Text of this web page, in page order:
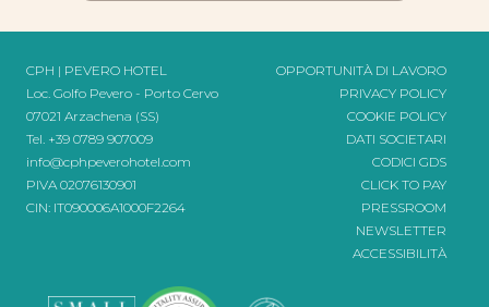
CPH | PEVERO HOTEL
Loc. Golfo Pevero - Porto Cervo
07021 Arzachena (SS)
Tel. +39 0789 907009
info@cphpeverohotel.com
PIVA 02076130901
CIN: IT090006A1000F2264
OPPORTUNITÀ DI LAVORO
PRIVACY POLICY
COOKIE POLICY
DATI SOCIETARI
CODICI GDS
CLICK TO PAY
PRESSROOM
NEWSLETTER
ACCESSIBILITÀ